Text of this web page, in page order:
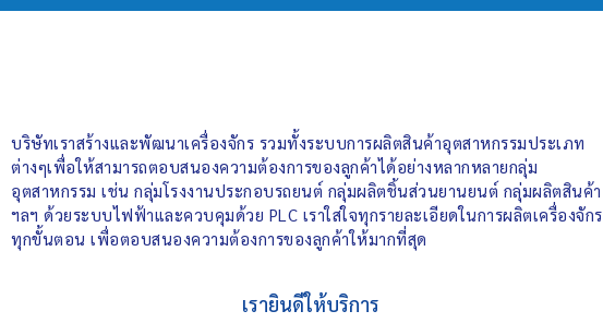
บริษัทเราสร้างและพัฒนาเครื่องจักร รวมทั้งระบบการผลิตสินค้าอุตสาหกรรมประเภท
ต่างๆเพื่อให้สามารถตอบสนองความต้องการของลูกค้าได้อย่างหลากหลายกลุ่ม
อุตสาหกรรม เช่น กลุ่มโรงงานประกอบรถยนต์ กลุ่มผลิตชิ้นส่วนยานยนต์ กลุ่มผลิตสินค้า
ฯลฯ ด้วยระบบไฟฟ้าและควบคุมด้วย PLC เราใส่ใจทุกรายละเอียดในการผลิตเครื่องจักร
ทุกขั้นตอน เพื่อตอบสนองความต้องการของลูกค้าให้มากที่สุด
เรายินดีให้บริการ